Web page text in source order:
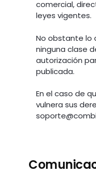
comercial,
leyes vigentes.
No obstante lo
ninguna clase
autorización
publicada.
En el caso de
vulnera sus